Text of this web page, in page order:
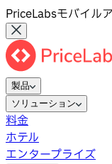
PriceLabsモバイル
製品
ソリューション
料金
ホテル
エンタープライズ